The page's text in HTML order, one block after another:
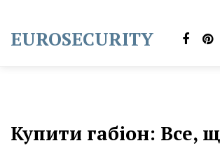
content
EUROSECURITY
Купити габіон: Все,